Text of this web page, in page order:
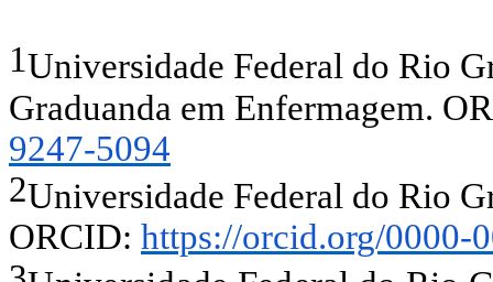
1Universidade Federal do Rio
Graduanda em Enfermagem.
9247-5094
2Universidade Federal do Rio
ORCID: https://orcid.org/0000-